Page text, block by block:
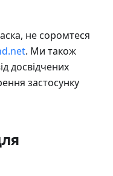
не соромтеся
. Ми також
досвідчених
застосунку